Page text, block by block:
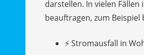
darstellen. In vielen Fällen
beauftragen, zum Beispiel
⚡ Stromausfall in